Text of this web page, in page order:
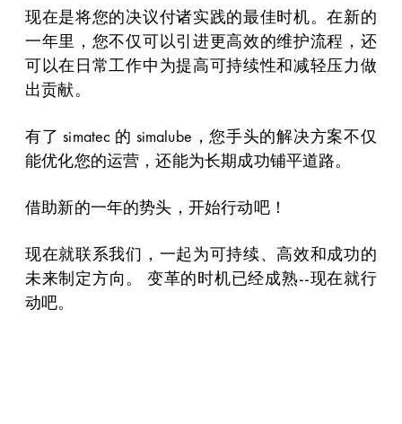
现在是将您的决议付诸实践的最佳时机。在新的
一年里，您不仅可以引进更高效的维护流程，还
可以在日常工作中为提高可持续性和减轻压力做
出贡献。
有了 simatec 的 simalube，您手头的解决方案不仅
能优化您的运营，还能为长期成功铺平道路。
借助新的一年的势头，开始行动吧！
现在就联系我们，一起为可持续、高效和成功的
未来制定方向。 变革的时机已经成熟--现在就行
动吧。